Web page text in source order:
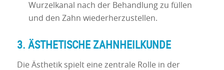
Wurzelkanal nach der Behandlung zu füllen
und den Zahn wiederherzustellen.
3. ÄSTHETISCHE ZAHNHEILKUNDE
Die Ästhetik spielt eine zentrale Rolle in der